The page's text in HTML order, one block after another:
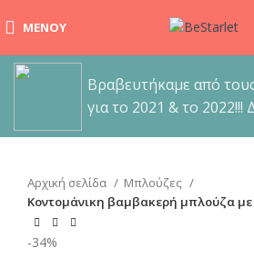
ΜΕΝΟΎ
Βραβευτήκαμε από
για το 2021 & το 2022!!!
Αρχική σελίδα
Μπλούζες
Κοντομάνικη βαμβακερή μπλούζα
-34%